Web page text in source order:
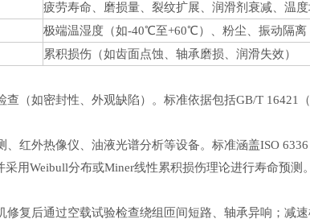
疲劳寿命、磨损量、裂纹扩展、润滑剂衰减、温
极端温湿度（如-40℃至+60℃）、粉尘、振动隔离
累积损伤（如齿面点蚀、轴承磨损、润滑失效）
（如密封性、外观缺陷）。标准依据包括GB/T
红外热像仪、油液光谱分析等设备。标准涵盖ISO
用Weibull分布或Miner线性累积损伤理论进行寿命预测。
复后通过空载试验检查绕组匝间短路、轴承异响；减